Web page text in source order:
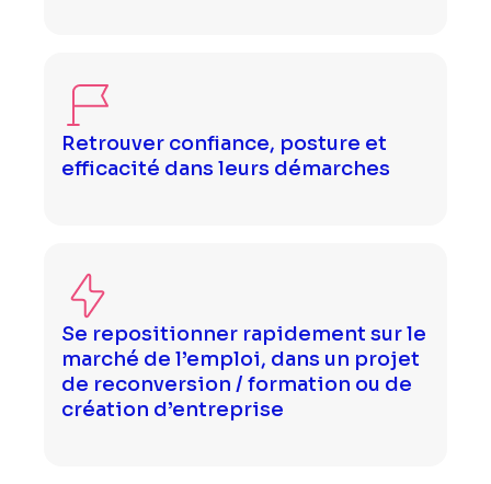
Retrouver confiance, posture et
efficacité dans leurs démarches
Se repositionner rapidement sur le
marché de l’emploi, dans un projet
de reconversion / formation ou de
création d’entreprise